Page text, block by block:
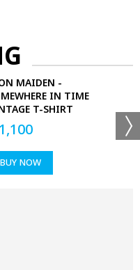
MAIDEN -
IN TIME
T-SHIRT
1,100
BUY NOW